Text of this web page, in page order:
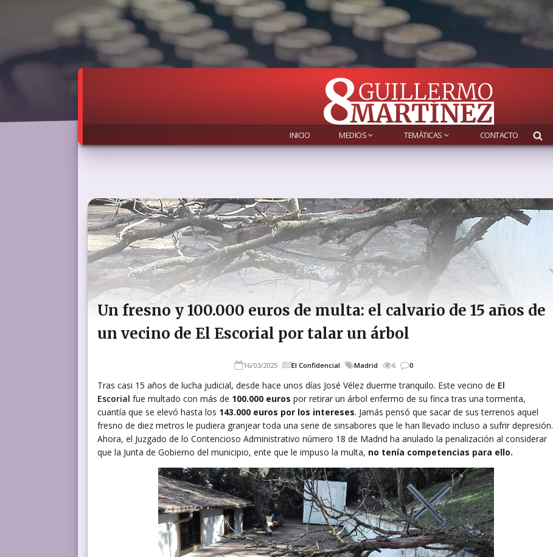
INICIO MEDIOS TEMÁTICAS CONTACTO
Un fresno y 100.000 euros de multa: el calvario de 15 años de
un vecino de El Escorial por talar un árbol
16/03/2025 El Confidencial Madrid 6 0
Tras casi 15 años de lucha judicial, desde hace unos días José Vélez duerme tranquilo. Este vecino de El
Escorial fue multado con más de 100.000 euros por retirar un árbol enfermo de su finca tras una tormenta,
cuantía que se elevó hasta los 143.000 euros por los intereses. Jamás pensó que sacar de sus terrenos aquel
fresno de diez metros le pudiera granjear toda una serie de sinsabores que le han llevado incluso a sufrir depresión.
Ahora, el Juzgado de lo Contencioso Administrativo número 18 de Madrid ha anulado la penalización al considerar
que la Junta de Gobierno del municipio, ente que le impuso la multa, no tenía competencias para ello.